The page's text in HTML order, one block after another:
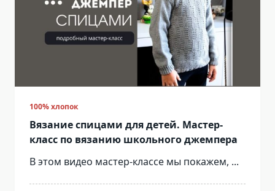
100% хлопок
Вязание спицами для детей. Мастер-
класс по вязанию школьного джемпера
В этом видео мастер-классе мы покажем, ...